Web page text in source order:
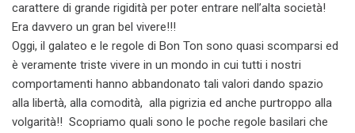
carattere di grande rigidità per poter entrare nell’alta società!
Era davvero un gran bel vivere!!!
Oggi, il galateo e le regole di Bon Ton sono quasi scomparsi ed
è veramente triste vivere in un mondo in cui tutti i nostri
comportamenti hanno abbandonato tali valori dando spazio
alla libertà, alla comodità, alla pigrizia ed anche purtroppo alla
volgarità!! Scopriamo quali sono le poche regole basilari che